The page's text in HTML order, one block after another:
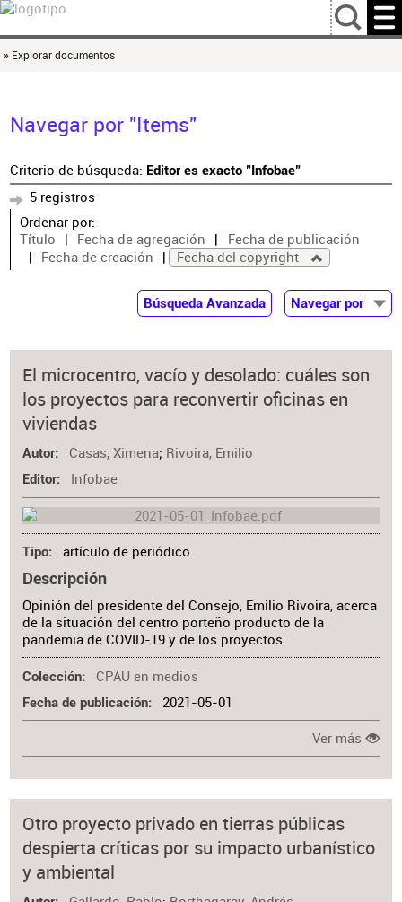
…
» Explorar documentos
Navegar por "Items"
Criterio de búsqueda: Editor es exacto "Infobae"
5 registros
Ordenar por:
Título
Fecha de agregación
Fecha de publicación
Fecha de creación
Fecha del copyright
Búsqueda Avanzada
Navegar por
Autor
Colaborador
Materia
El microcentro, vacío y desolado: cuáles son
los proyectos para reconvertir oficinas en
viviendas
Autor Casas, Ximena; Rivoira, Emilio
Editor Infobae
Tipo artículo de periódico
Descripción
Opinión del presidente del Consejo, Emilio Rivoira, acerca
de la situación del centro porteño producto de la
pandemia de COVID-19 y de los proyectos…
Colección CPAU en medios
Fecha de publicación 2021-05-01
Ver más
Otro proyecto privado en tierras públicas
despierta críticas por su impacto urbanístico
y ambiental